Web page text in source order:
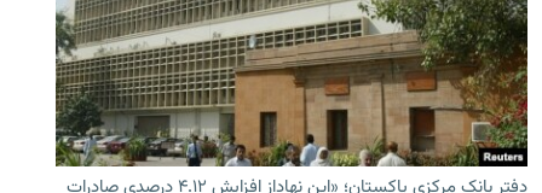
'کووید-۱۹'
تماس
صفحه پشتو
Azadi English